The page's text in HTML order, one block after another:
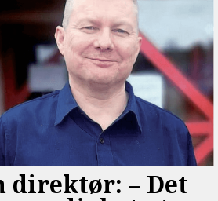
direktør: –⁠ Det